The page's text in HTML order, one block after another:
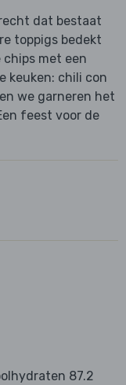
dat bestaat
toppigs bedekt
met een
keuken: chili con
we garneren het
feest voor de
87.2